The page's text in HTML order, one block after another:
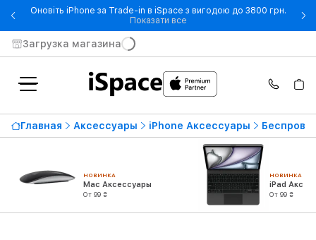
Оновіть iPhone за Trade-in в iSpace з вигодою до 3800 грн.
Показати все- Оновіть iPhone за Trade-in
Загрузка магазина
Главная Аксессуары iPhone Аксессуары
НОВИНКА
Mac Аксессуары
От 99 ₴
НОВИНКА
iPad
От 99 ₴